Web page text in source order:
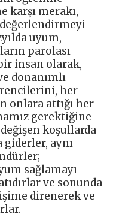
karşı merakı,
uyum,
parolası
insan olarak,
donanımlı
her
onlara attığı her
gerektiğine
koşullarda
giderler, aynı
sağlamayı
ve sonunda
direnerek ve